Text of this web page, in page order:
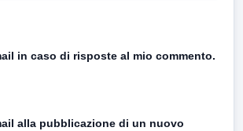
in caso di risposte al mio commento.
alla pubblicazione di un nuovo